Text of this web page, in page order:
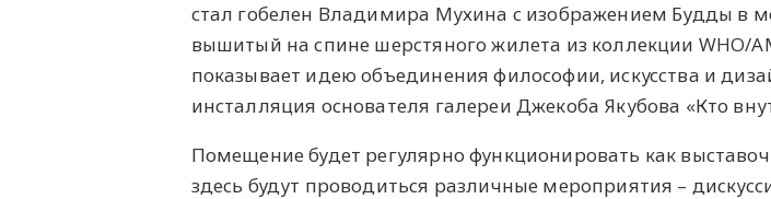
стал гобелен Владимира Мухина с изображением Будды в
вышитый на спине шерстяного жилета из коллекции WHO/
показывает идею объединения философии, искусства и
инсталляция основателя галереи Джекоба Якубова «Кто
Помещение будет регулярно функционировать как
здесь будут проводиться различные мероприятия –